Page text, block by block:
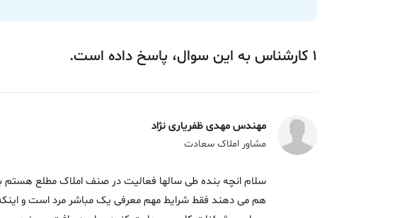
1 کارشناس به این سوال، پاسخ داده‌ است.
مهندس مهدی ظفریاری نژاد
مشاور املاک سعادت
سلام انچه بنده طی سالها فعالیت در صنف املاک مطلع هستم
هم می دهند فقط شرایط مهم معرفی یک مباشر مرد است و